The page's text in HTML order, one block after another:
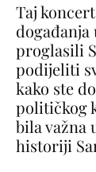
Taj
događanja
proglasili
podijeliti
kako ste
političkog
bila važna
historiji